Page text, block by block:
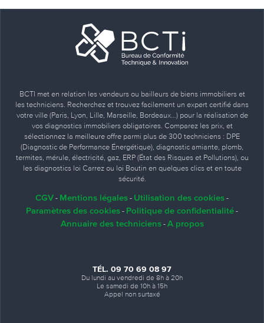
BCTI met en relation les vendeurs ou bailleurs de biens immobiliers et
les techniciens. Recherchez et trouvez facilement un expert certifié dans
votre ville (Paris, Lyon, Lille, Marseille, Bordeaux…) pour la réalisation de
vos diagnostics immobiliers obligatoires. Comparez les prix, et
sélectionnez la meilleure offre parmi plus de 300 techniciens : DPE
(Diagnostic de Performance Énergétique), diagnostic amiante, plomb,
termites, mérule, électricité, gaz, ERP (État des Risques et Pollutions), ou
les diagnostics loi Carrez ou loi Boutin en quelques clics et en toute
sécurité.
CGV - Mentions légales - Utilisation des cookies -
Paramètres des cookies - Politique de confidentialité -
Annuaire des techniciens- A propos
TÉL. 09 70 69 08 97
Du lundi au vendredi de 8h à 20h
Le samedi de 10h à 15h
Appel non surtaxé